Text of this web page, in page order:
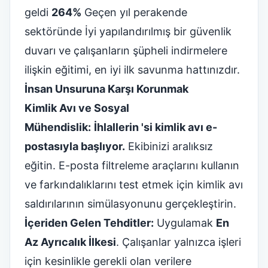
geldi 264% Geçen yıl perakende
sektöründe İyi yapılandırılmış bir güvenlik
duvarı ve çalışanların şüpheli indirmelere
ilişkin eğitimi, en iyi ilk savunma hattınızdır.
İnsan Unsuruna Karşı Korunmak
Kimlik Avı ve Sosyal
Mühendislik: İhlallerin 'si kimlik avı e-
postasıyla başlıyor. Ekibinizi aralıksız
eğitin. E-posta filtreleme araçlarını kullanın
ve farkındalıklarını test etmek için kimlik avı
saldırılarının simülasyonunu gerçekleştirin.
İçeriden Gelen Tehditler: Uygulamak En
Az Ayrıcalık İlkesi. Çalışanlar yalnızca işleri
için kesinlikle gerekli olan verilere